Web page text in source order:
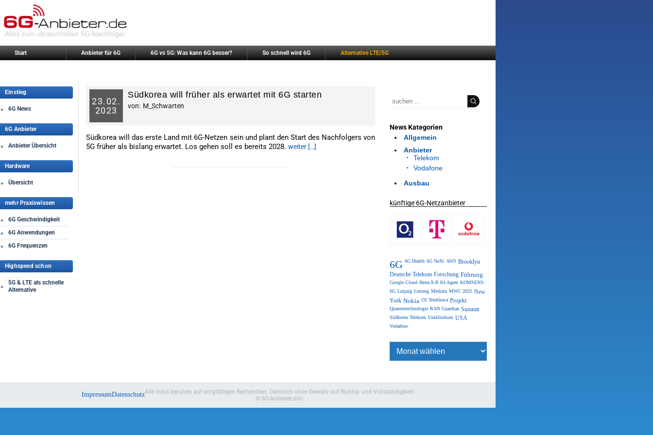
Start Anbieter für 6G 6G vs 5G: Was kann 6G besser? So schnell wird 6G Alternative LTE/5G
Einstieg
» 6G News
6G Anbieter
» Anbieter Übersicht
Hardware
» Übersicht
mehr Praxiswissen
»
6G Geschwindigkeit
»
6G Anwendungen
»
6G Frequenzen
Highspeed schon
heute
»
5G & LTE als schnelle
Alternative
23. 02.
2023
Südkorea will früher als erwartet mit 6G starten
von: M_Schwarten
Südkorea will das erste Land mit 6G-Netzen sein und plant den Start des Nachfolgers von
5G früher als bislang erwartet. Los gehen soll es bereits 2028. weiter […]
News Kategorien
Allgemein
Anbieter
Telekom
Vodafone
Ausbau
künftige 6G-Netzanbieter
6G 6G Health 6G NeXt AWS Brooklyn
Deutsche Telekom Forschung Führung
Google Cloud Hexa-X-II KI-Agent KOMSENS-
6G Leipzig Leitung Medizin MWC 2025 New
York Nokia O2 Telefónica Projekt
Quantentechnologie RAN Guardian Summit
Südkorea Telekom Uniklinikum USA
Vodafone
ImpressumDatenschutzAlle Infos beruhen auf sorgfältigen Recherchen. Dennoch ohne Gewähr auf Richtig- und Vollständigkeit!
© 6G-Anbieter.info